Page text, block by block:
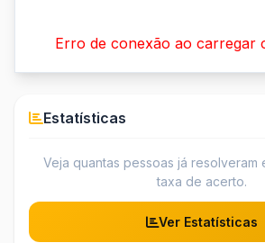
Erro de conexão ao carregar
Estatísticas
Veja quantas pessoas já resolveram
taxa de acerto.
Ver Estatísticas